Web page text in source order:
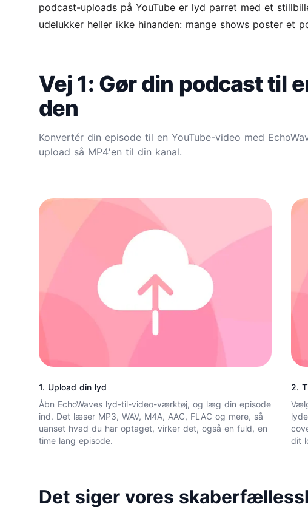
podcast-uploads på YouTube er lyd parret med et
udelukker heller ikke hinanden: mange shows poster et
Vej 1: Gør din podcast til
den
Konvertér din episode til en YouTube-video med
upload så MP4'en til din kanal.
1. Upload din lyd
Åbn EchoWaves lyd-til-video-værktøj, og læg din episode
ind. Det læser MP3, WAV, M4A, AAC, FLAC og mere, så
uanset hvad du har optaget, virker det, også en fuld, en
time lang episode.
2.
dit
Det siger vores